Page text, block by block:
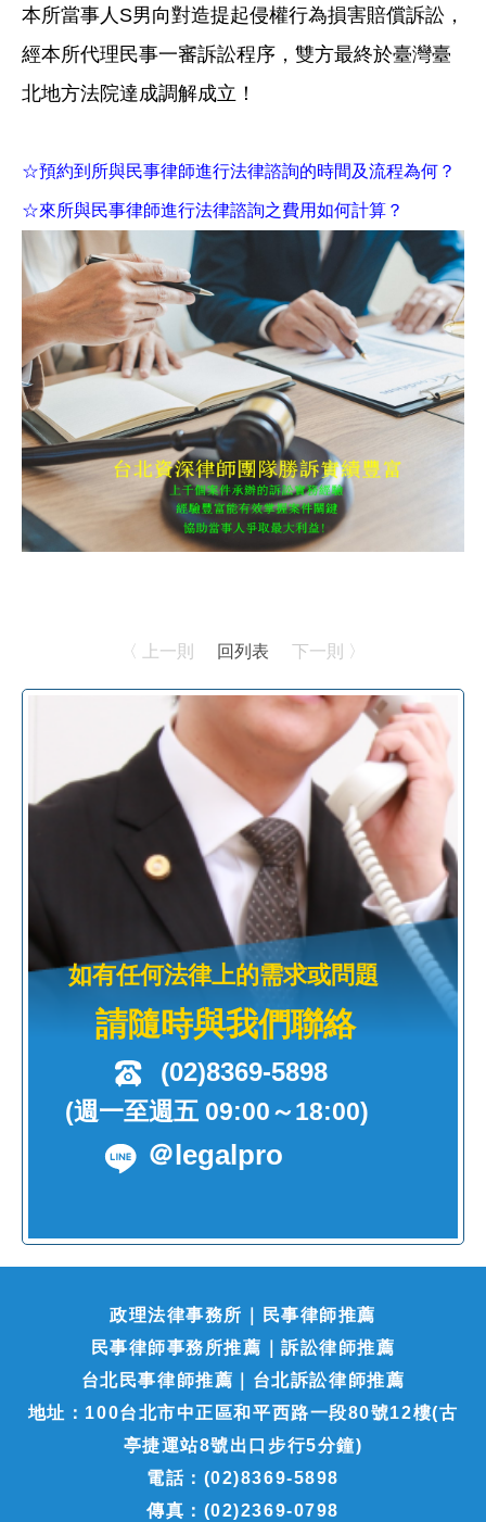
本所當事人S男向對造提起侵權行為損害賠償訴訟，
經本所代理民事一審訴訟程序，雙方最終於臺灣臺
北地方法院達成調解成立！
☆預約到所與民事律師進行法律諮詢的時間及流程為何？
☆來所與民事律師進行法律諮詢之費用如何計算？
〈 上一則 回列表 下一則 〉
如有任何法律上的需求或問題
請隨時與我們聯絡
(02)8369-5898
(週一至週五 09:00～18:00)
＠legalpro
政理法律事務所｜民事律師推薦
民事律師事務所推薦｜訴訟律師推薦
台北民事律師推薦｜台北訴訟律師推薦
地址：100台北市中正區和平西路一段80號12樓(古
亭捷運站8號出口步行5分鐘)
電話：(02)8369-5898
傳真：(02)2369-0798